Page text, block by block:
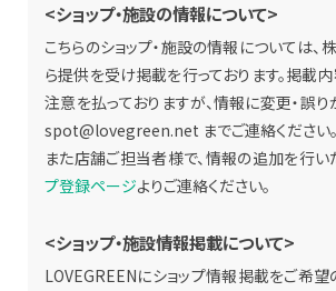
<ショップ・施設の情報について>
こちらのショップ・施設の情報については、
ら提供を受け掲載を行っております。掲載
注意を払っておりますが、情報に変更・誤り
spot@lovegreen.net までご連絡ください。
また店舗ご担当者様で、情報の追加を行い
プ登録ページよりご連絡ください。
<ショップ・施設情報掲載について>
LOVEGREENにショップ情報掲載をご希望